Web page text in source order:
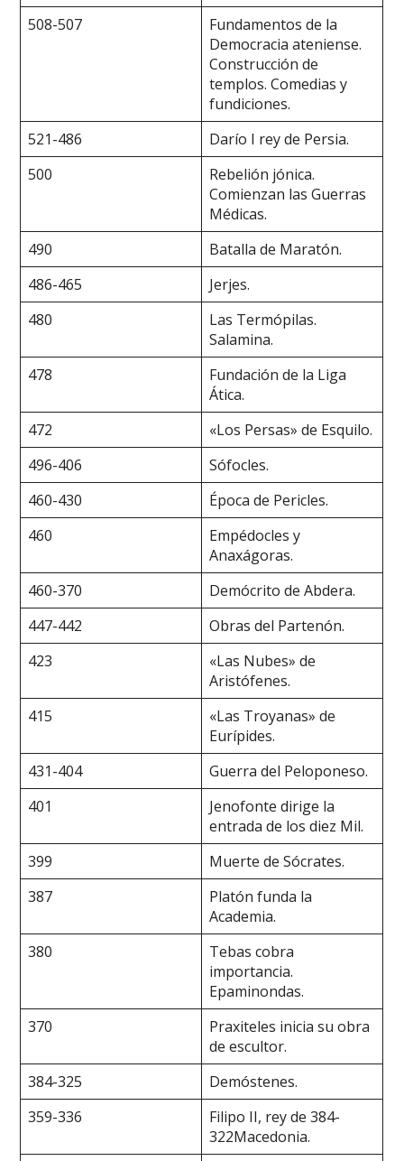
508-507
Fundamentos de la
Democracia ateniense.
Construcción de
templos. Comedias y
fundiciones.
521-486
Darío I rey de Persia.
500
Rebelión jónica.
Comienzan las Guerras
Médicas.
490
Batalla de Maratón.
486-465
Jerjes.
480
Las Termópilas.
Salamina.
478
Fundación de la Liga
Ática.
472
«Los Persas» de Esquilo.
496-406
Sófocles.
460-430
Época de Pericles.
460
Empédocles y
Anaxágoras.
460-370
Demócrito de Abdera.
447-442
Obras del Partenón.
423
«Las Nubes» de
Aristófenes.
415
«Las Troyanas» de
Eurípides.
431-404
Guerra del Peloponeso.
401
Jenofonte dirige la
entrada de los diez Mil.
399
Muerte de Sócrates.
387
Platón funda la
Academia.
380
Tebas cobra
importancia.
Epaminondas.
370
Praxiteles inicia su obra
de escultor.
384-325
Demóstenes.
359-336
Filipo II, rey de 384-
322Macedonia.